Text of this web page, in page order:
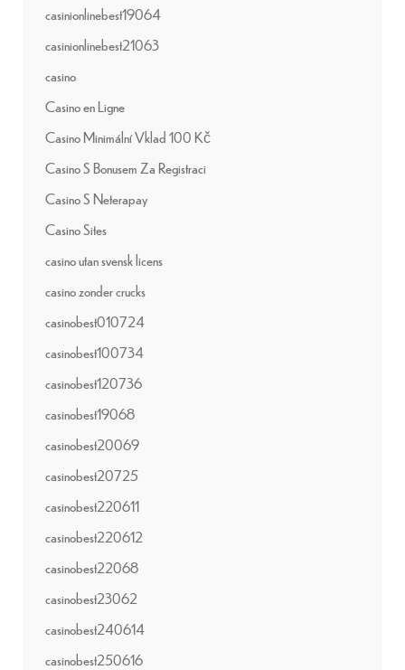
casinionlinebest19064
casinionlinebest21063
casino
Casino en Ligne
Casino Minimální Vklad 100 Kč
Casino S Bonusem Za Registraci
Casino S Neterapay
Casino Sites
casino utan svensk licens
casino zonder crucks
casinobest010724
casinobest100734
casinobest120736
casinobest19068
casinobest20069
casinobest20725
casinobest220611
casinobest220612
casinobest22068
casinobest23062
casinobest240614
casinobest250616